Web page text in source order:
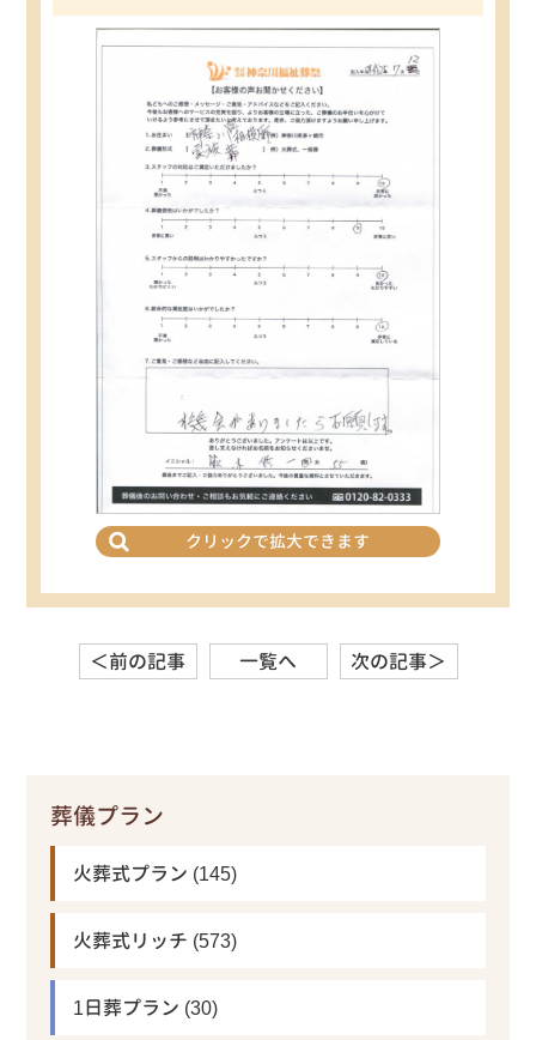
クリックで拡大できます
＜前の記事 一覧へ 次の記事＞
葬儀プラン
火葬式プラン (145)
火葬式リッチ (573)
1日葬プラン (30)